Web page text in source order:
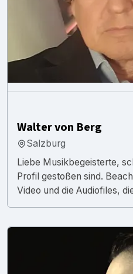
Walter von Berg
Salzburg
Liebe Musikbegeisterte,
Profil gestoßen sind.
Video und die Audiofiles,